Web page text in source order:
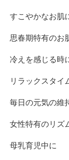
すこやかなお肌
思春期特有のお
冷えを感じる時
リラックスタイ
毎日の元気の維
女性特有のリズ
母乳育児中に